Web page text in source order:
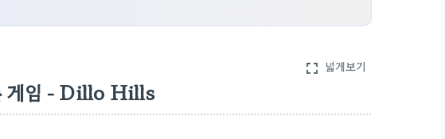
fullscreen 넓게보기
게임 - Dillo Hills